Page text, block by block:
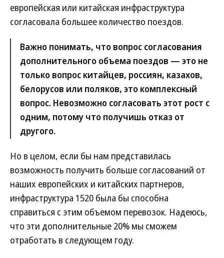
европейская или китайская инфраструктура
согласовала большее количество поездов.
Важно понимать, что вопрос согласования
дополнительного объема поездов — это не
только вопрос китайцев, россиян, казахов,
белорусов или поляков, это комплексный
вопрос. Невозможно согласовать этот рост с
одним, потому что получишь отказ от
другого.
Но в целом, если бы нам представилась
возможность получить больше согласований от
наших европейских и китайских партнеров,
инфраструктура 1520 была бы способна
справиться с этим объемом перевозок. Надеюсь,
что эти дополнительные 20% мы сможем
отработать в следующем году.